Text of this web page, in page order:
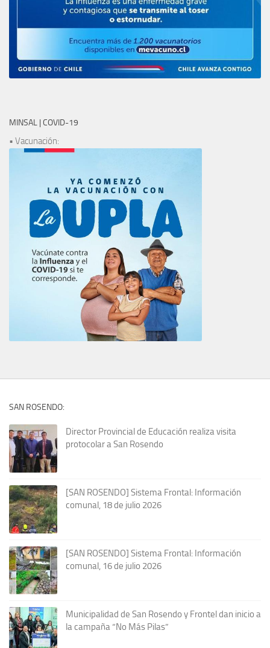
MINSAL | COVID-19
• Vacunación:
SAN ROSENDO:
Director Provincial de Educación realiza visita
protocolar a San Rosendo
[SAN ROSENDO] Sistema Frontal: Información
comunal, 18 de julio 2026
[SAN ROSENDO] Sistema Frontal: Información
comunal, 16 de julio 2026
Municipalidad de San Rosendo y Frontel dan inicio a
la campaña “No Más Pilas”